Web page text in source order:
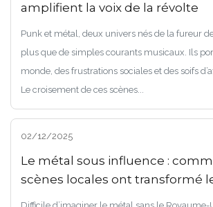
amplifient la voix de la révolte
Punk et métal, deux univers nés de la fureur
plus que de simples courants musicaux. Ils
monde, des frustrations sociales et des soifs
Le croisement de ces scènes...
02/12/2025
Le métal sous influence :
scènes locales ont transformé